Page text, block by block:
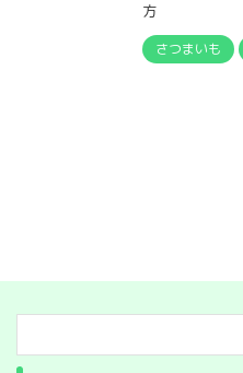
方
さつまいも